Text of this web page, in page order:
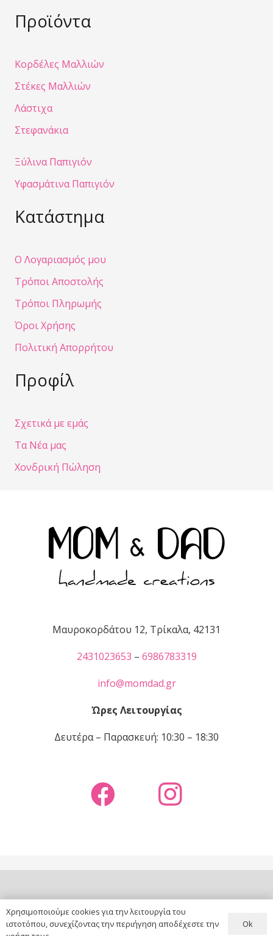
Προϊόντα
Κορδέλες Μαλλιών
Στέκες Μαλλιών
Λάστιχα
Στεφανάκια
Ξύλινα Παπιγιόν
Υφασμάτινα Παπιγιόν
Κατάστημα
Ο Λογαριασμός μου
Τρόποι Αποστολής
Τρόποι Πληρωμής
Όροι Χρήσης
Πολιτική Απορρήτου
Προφίλ
Σχετικά με εμάς
Τα Νέα μας
Χονδρική Πώληση
Μαυροκορδάτου 12, Τρίκαλα, 42131
2431023653 – 6986783319
info@momdad.gr
Ώρες Λειτουργίας
Δευτέρα – Παρασκευή: 10:30 – 18:30
copyright ©MOM & DAD|website by
Χρησιμοποιούμε cookies για την λειτουργία του
ιστοτόπου, συνεχίζοντας την περιήγηση αποδέχεστε την
Ok